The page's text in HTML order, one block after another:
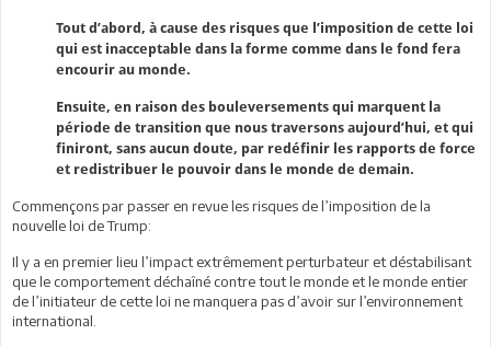
Tout d’abord, à cause des risques que l’imposition de cette loi
qui est inacceptable dans la forme comme dans le fond fera
encourir au monde.
Ensuite, en raison des bouleversements qui marquent la
période de transition que nous traversons aujourd’hui, et qui
finiront, sans aucun doute, par redéfinir les rapports de force
et redistribuer le pouvoir dans le monde de demain.
Commençons par passer en revue les risques de l’imposition de la
nouvelle loi de Trump:
Il y a en premier lieu l’impact extrêmement perturbateur et déstabilisant
que le comportement déchaîné contre tout le monde et le monde entier
de l’initiateur de cette loi ne manquera pas d’avoir sur l’environnement
international.